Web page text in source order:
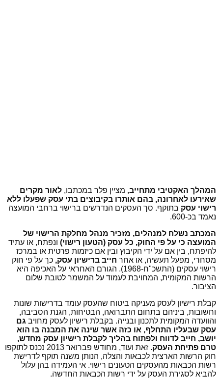
המהלך האקטיבי מתחייב, מציין פלר במכתבו, לאור מקרים
שאירעו לאחרונה, בהם אותרו בקיבוצים בתי עסק שפעלו ללא
רישוי עסק בתוקף. סך העסקים הנדרשים ברישוי ברחבי המועצה
נאמד בכ-600.
המכתב נשלח למנהלים, מזכיר מנהל מחלקת הרישוי של
המועצה כי על פי החוק, כל עסק (הטעון רישוי) ונפתח, או עתיד
להיפתח, בין אם על ידי הקיבוץ ובין אם כיזמות פרטית או במרכז
מסחרי, מפעל תעשיה, או אחר חייב ברישיון עסק, כך על פי חוק
רישוי עסקים (התשכ"ח-1968). הגורם האחראי על האכיפה היא
הרשות המקומית, המחויבת לעמוד על המשמר לטובת שלום
הציבור.
קבלת רישיון לעסק מעניקה ביטוח שהעסק עומד בדרישות שונות
וחשובות, ביניהם בתחום התברואה, הבטיחות, הגנת הסביבה,
והוועדה המקומית לתכנון ובנייה. בקבלת רישיון לעסק מחויב גם
עסק שבעליו התחלף, או כזה אשר שינה את המבנה בו הוא
יושב, חייב לדווח ולפתוח בהליך לקבלת רישיון עסק מחדש,
טרם פתיחת העסק.
זאת ועוד, מחודש פברואר 2013 נכנס לתוקפו
חוק הרשות הארצית לכבאות והצלה, הנותן משנה תוקף לדרישת
רשות הכבאות מהעסקים הטעונים רישוי. אי העמידה בהן עלול
להביא לסגירת העסק על ידי רשות הכבאות החדשה.